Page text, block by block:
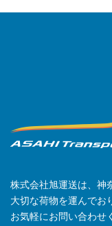
株式会社旭運送は、神
大切な荷物を運んでお
お気軽にお問い合わせ